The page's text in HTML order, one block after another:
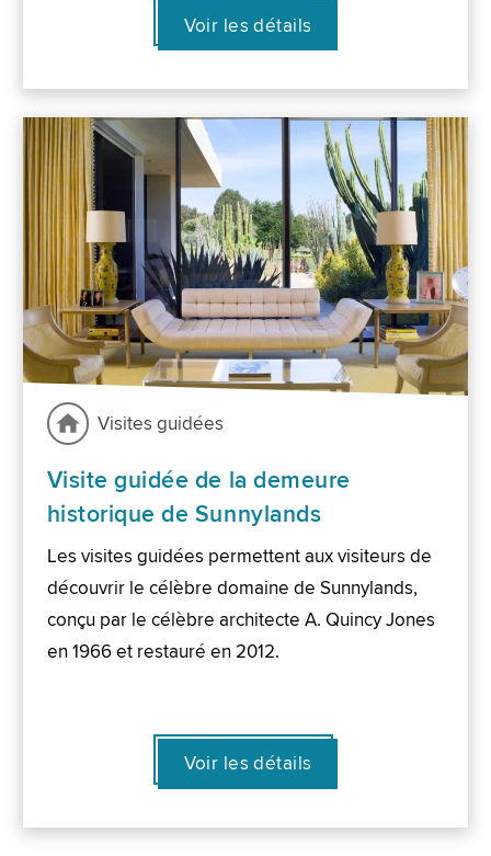
Voir les détails
Visites guidées
Visite guidée de la demeure
historique de Sunnylands
Les visites guidées permettent aux visiteurs de
découvrir le célèbre domaine de Sunnylands,
conçu par le célèbre architecte A. Quincy Jones
en 1966 et restauré en 2012.
Voir les détails